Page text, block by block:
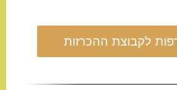
לקבוצת ההכרזות